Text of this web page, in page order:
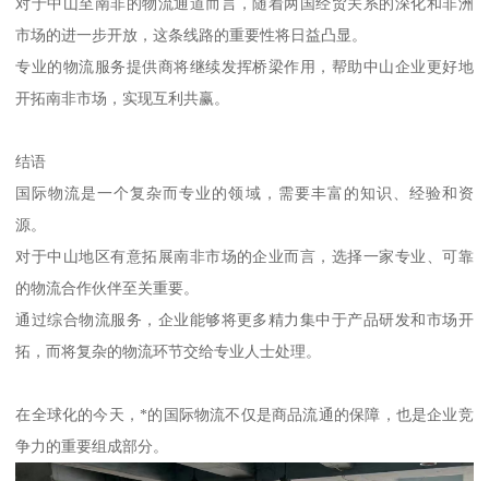
市场的进一步开放，这条线路的重要性将日益凸显。
专业的物流服务提供商将继续发挥桥梁作用，帮助中山企业更好地
开拓南非市场，实现互利共赢。
结语
国际物流是一个复杂而专业的领域，需要丰富的知识、经验和资
源。
对于中山地区有意拓展南非市场的企业而言，选择一家专业、可靠
的物流合作伙伴至关重要。
通过综合物流服务，企业能够将更多精力集中于产品研发和市场开
拓，而将复杂的物流环节交给专业人士处理。
在全球化的今天，*的国际物流不仅是商品流通的保障，也是企业竞
争力的重要组成部分。